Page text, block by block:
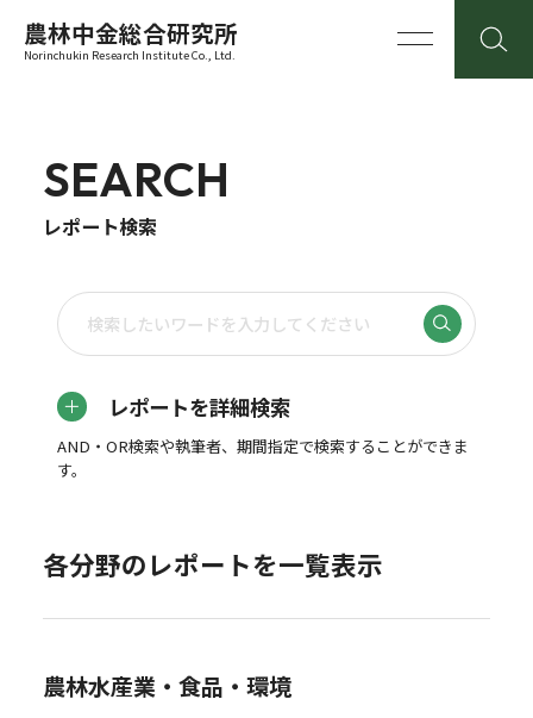
農林中金総合研究所
Norinchukin Research Institute Co., Ltd.
SEARCH
レポート検索
レポートを詳細検索
AND・OR検索や執筆者、期間指定で検索することができま
す。
各分野のレポートを一覧表示
農林水産業・食品・環境